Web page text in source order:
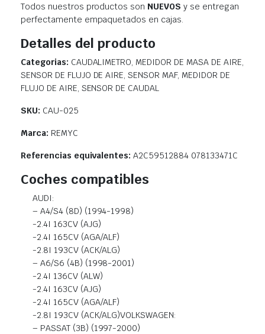
Todos nuestros productos son NUEVOS y se entregan
perfectamente empaquetados en cajas.
Detalles del producto
Categorias: CAUDALIMETRO, MEDIDOR DE MASA DE AIRE,
SENSOR DE FLUJO DE AIRE, SENSOR MAF, MEDIDOR DE
FLUJO DE AIRE, SENSOR DE CAUDAL
SKU: CAU-025
Marca: REMYC
Referencias equivalentes:A2C59512884 078133471C
Coches compatibles
AUDI:
– A4/S4 (8D) (1994-1998)
-2.4I 163CV (AJG)
-2.4I 165CV (AGA/ALF)
-2.8I 193CV (ACK/ALG)
– A6/S6 (4B) (1998-2001)
-2.4I 136CV (ALW)
-2.4I 163CV (AJG)
-2.4I 165CV (AGA/ALF)
-2.8I 193CV (ACK/ALG)VOLKSWAGEN:
– PASSAT (3B) (1997-2000)